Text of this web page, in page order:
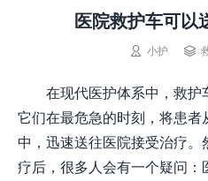
医院救护车可以
 小护 
在现代医护体系中，救护
它们在最危急的时刻，将患
中，迅速送往医院接受治疗
疗后，很多人会有一个疑问